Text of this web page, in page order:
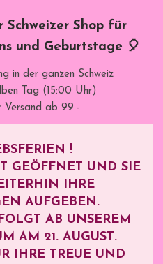
Schweizer Shop für
und Geburtstage 🎈
in der ganzen Schweiz
Tag (15:00 Uhr)
Versand ab 99.-
!
GEÖFFNET UND SIE
IHRE
AUFGEBEN.
AB UNSEREM
AM 21. AUGUST.
IHRE TREUE UND